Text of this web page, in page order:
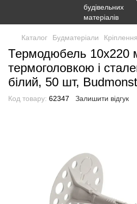
Каталог Будматеріали Кріплення
Термодюбель 10х220
термоголовкою і
білий, 50 шт,
Код товару: 62347 Залишити відгук